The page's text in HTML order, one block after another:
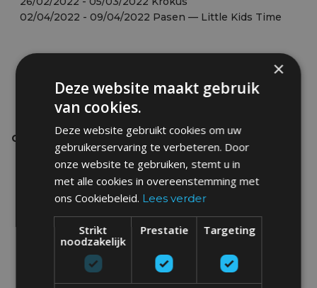
02/04/2022 - 09/04/2022 Pasen — Little Kids Time
Cervinia, Italië
26/02/2022 - 05/03/2022 Krokus
02/04/2022 - 09/04/2022 Pasen
×
Deze website maakt gebruik
van cookies.
Deze website gebruikt cookies om uw
gebruikerservaring te verbeteren. Door
onze website te gebruiken, stemt u in
met alle cookies in overeenstemming met
ons Cookiebeleid. Lees verder
Strikt
noodzakelijk
Prestatie Targeting